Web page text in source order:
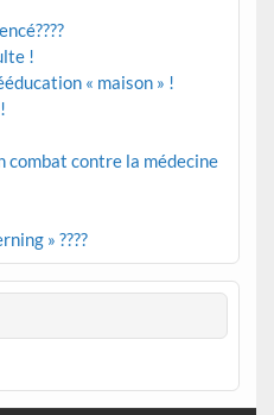
!
« maison » !
combat contre la médecine
» ????